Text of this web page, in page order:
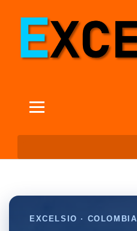
EXCELSIO · COLOMBIA